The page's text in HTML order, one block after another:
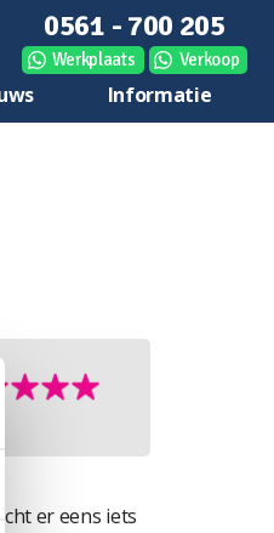
0561 - 700 205
Werkplaats Verkoop
Informatie
er eens iets